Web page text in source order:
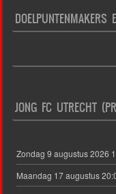
JONG FC UTRECHT
Zondag 9 augustus 2026
Maandag 17 augustus